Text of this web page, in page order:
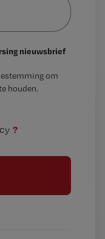
nieuwsbrief
om
houden.
?